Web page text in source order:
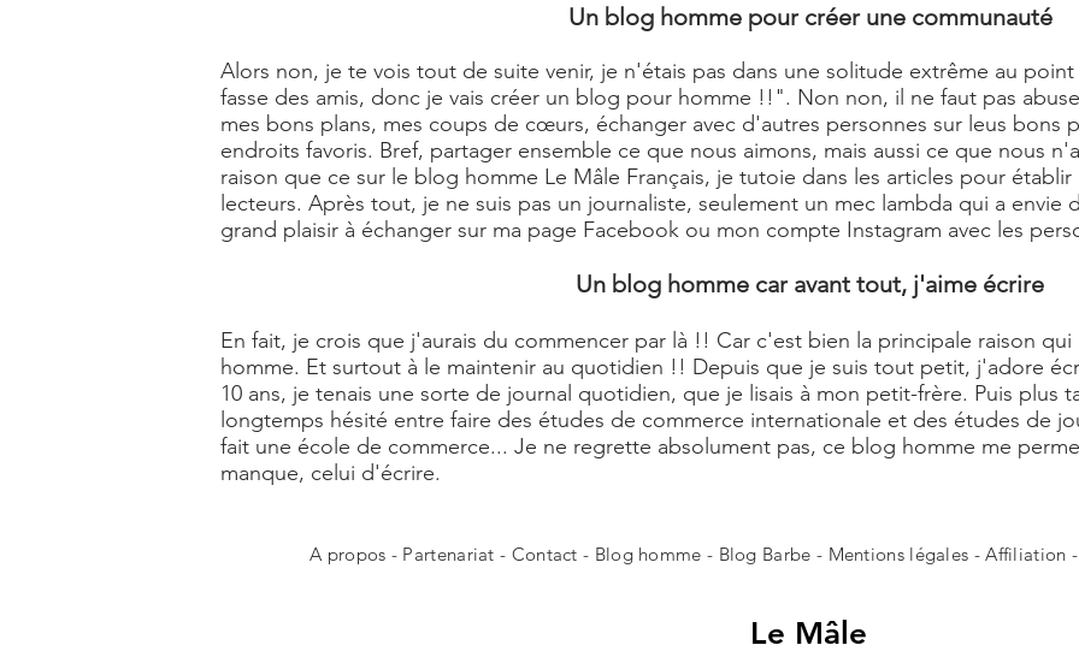
Un blog homme pour créer une communauté
Alors non, je te vois tout de suite venir, je n'étais pas dans une solitude extrême au
fasse des amis, donc je vais créer un blog pour homme !!". Non non, il ne faut pas
mes bons plans, mes coups de cœurs, échanger avec d'autres personnes sur leus bons
endroits favoris. Bref, partager ensemble ce que nous aimons, mais aussi ce que nous
raison que ce sur le blog homme Le Mâle Français, je tutoie dans les articles pour
lecteurs. Après tout, je ne suis pas un journaliste, seulement un mec lambda qui a envie
grand plaisir à échanger sur ma page Facebook ou mon compte Instagram avec les
Un blog homme car avant tout, j'aime écrire
En fait, je crois que j'aurais du commencer par là !! Car c'est bien la principale raison
homme. Et surtout à le maintenir au quotidien !! Depuis que je suis tout petit, j'adore
10 ans, je tenais une sorte de journal quotidien, que je lisais à mon petit-frère. Puis plus
longtemps hésité entre faire des études de commerce internationale et des études de
fait une école de commerce... Je ne regrette absolument pas, ce blog homme me
manque, celui d'écrire.
A propos - Partenariat- Contact- Blog homme - Blog Barbe - Mentions légales -Affiliation
Le Mâle